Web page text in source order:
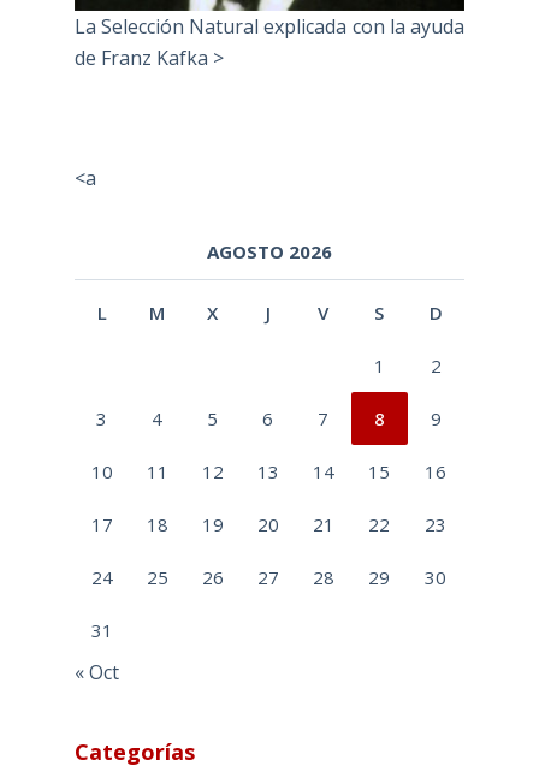
La Selección Natural explicada con la ayuda
de Franz Kafka >
<a
AGOSTO 2026
L M X J V S D
1 2
3 4 5 6 7 8 9
10 11 12 13 14 15 16
17 18 19 20 21 22 23
24 25 26 27 28 29 30
31
« Oct
Categorías